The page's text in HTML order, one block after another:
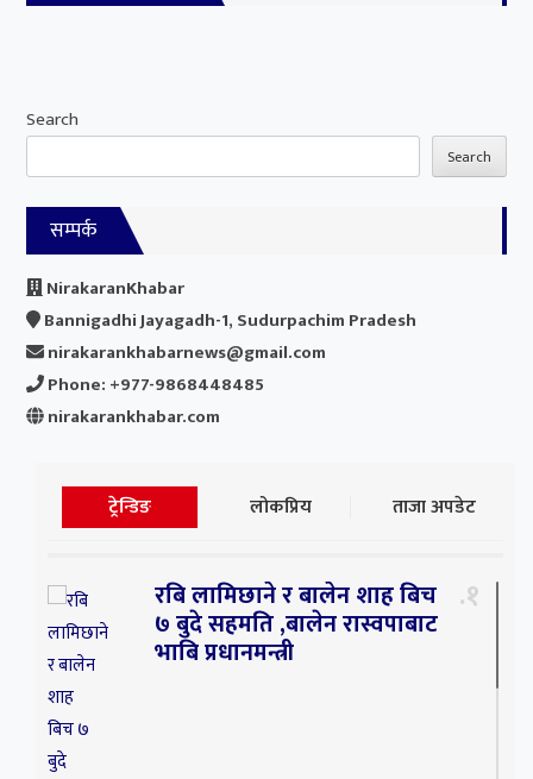
Search
Search
सम्पर्क
NirakaranKhabar
Bannigadhi Jayagadh-1, Sudurpachim Pradesh
nirakarankhabarnews@gmail.com
Phone: +977-9868448485
nirakarankhabar.com
ट्रेन्डिङ लोकप्रिय ताजा अपडेट
रबि लामिछाने र बालेन शाह बिच
७ बुदे सहमति ,बालेन रास्वपाबाट
भाबि प्रधानमन्त्री
१